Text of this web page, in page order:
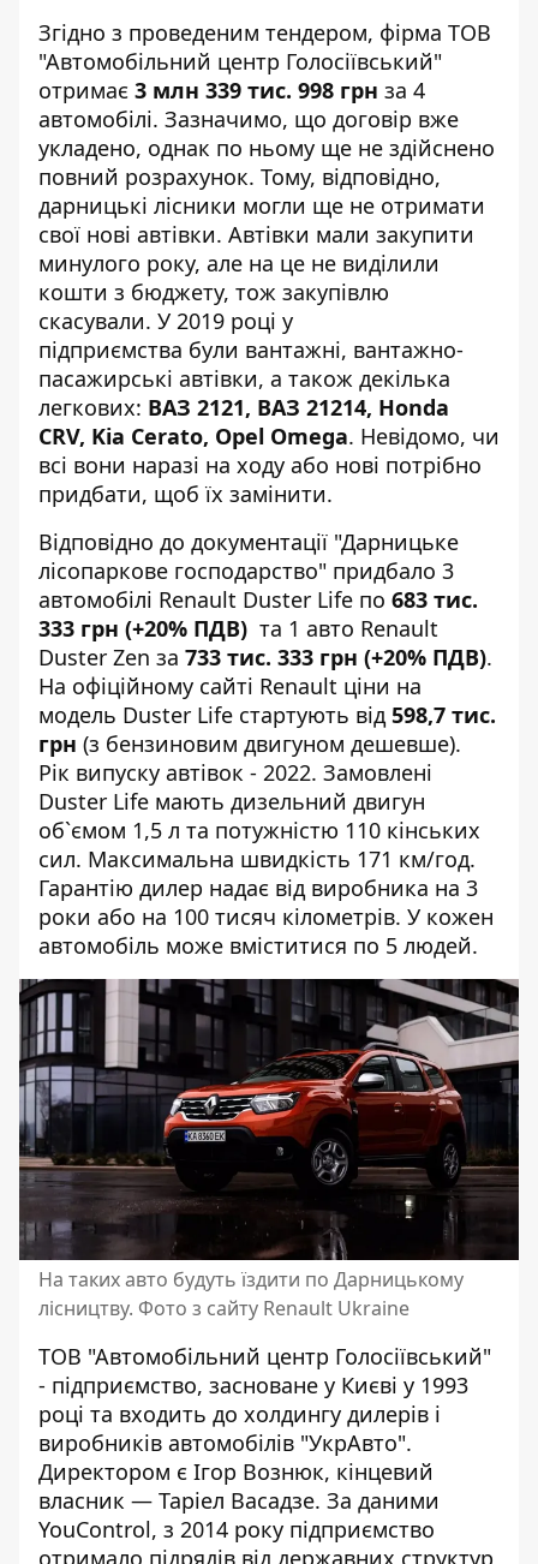
Згідно з проведеним тендером, фірма ТОВ
"Автомобільний центр Голосіївський"
отримає 3 млн 339 тис. 998 грн за 4
автомобілі. Зазначимо, що договір вже
укладено, однак по ньому ще не здійснено
повний розрахунок. Тому, відповідно,
дарницькі лісники могли ще не отримати
свої нові автівки. Автівки мали закупити
минулого року, але на це не виділили
кошти з бюджету, тож закупівлю
скасували. У 2019 році у
підприємства були вантажні, вантажно-
пасажирські автівки, а також декілька
легкових: ВАЗ 2121, ВАЗ 21214, Honda
CRV, Kia Cerato, Opel Omega. Невідомо, чи
всі вони наразі на ходу або нові потрібно
придбати, щоб їх замінити.
Відповідно до документації "Дарницьке
лісопаркове господарство" придбало 3
автомобілі Renault Duster Life по 683 тис.
333 грн (+20% ПДВ) та 1 авто Renault
Duster Zen за 733 тис. 333 грн (+20% ПДВ).
На офіційному сайті Renault ціни на
модель Duster Life стартують від 598,7 тис.
грн (з бензиновим двигуном дешевше).
Рік випуску автівок - 2022. Замовлені
Duster Life мають дизельний двигун
об`ємом 1,5 л та потужністю 110 кінських
сил. Максимальна швидкість 171 км/год.
Гарантію дилер надає від виробника на 3
роки або на 100 тисяч кілометрів. У кожен
автомобіль може вміститися по 5 людей.
На таких авто будуть їздити по Дарницькому
лісництву. Фото з сайту Renault Ukraine
ТОВ "Автомобільний центр Голосіївський"
- підприємство, засноване у Києві у 1993
році та входить до холдингу дилерів і
виробників автомобілів "УкрАвто".
Директором є Ігор Вознюк, кінцевий
власник — Таріел Васадзе. За даними
YouControl, з 2014 року підприємство
отримало підрядів від державних структур